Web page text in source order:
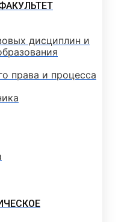
дисциплин и
права и процесса